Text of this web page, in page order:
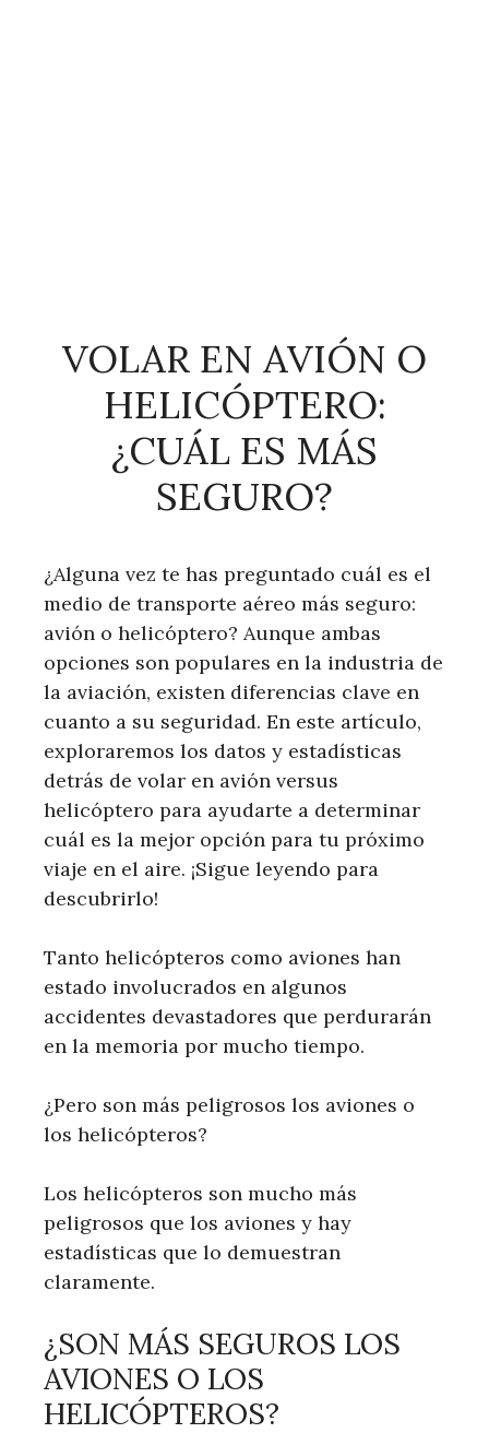
VOLAR EN AVIÓN O
HELICÓPTERO:
¿CUÁL ES MÁS
SEGURO?
¿Alguna vez te has preguntado cuál es el
medio de transporte aéreo más seguro:
avión o helicóptero? Aunque ambas
opciones son populares en la industria de
la aviación, existen diferencias clave en
cuanto a su seguridad. En este artículo,
exploraremos los datos y estadísticas
detrás de volar en avión versus
helicóptero para ayudarte a determinar
cuál es la mejor opción para tu próximo
viaje en el aire. ¡Sigue leyendo para
descubrirlo!
Tanto helicópteros como aviones han
estado involucrados en algunos
accidentes devastadores que perdurarán
en la memoria por mucho tiempo.
¿Pero son más peligrosos los aviones o
los helicópteros?
Los helicópteros son mucho más
peligrosos que los aviones y hay
estadísticas que lo demuestran
claramente.
¿SON MÁS SEGUROS LOS
AVIONES O LOS
HELICÓPTEROS?